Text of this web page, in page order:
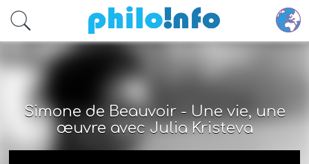
Accéder au contenu principal
Simone de Beauvoir - Une vie, une
œuvre avec Julia Kristeva